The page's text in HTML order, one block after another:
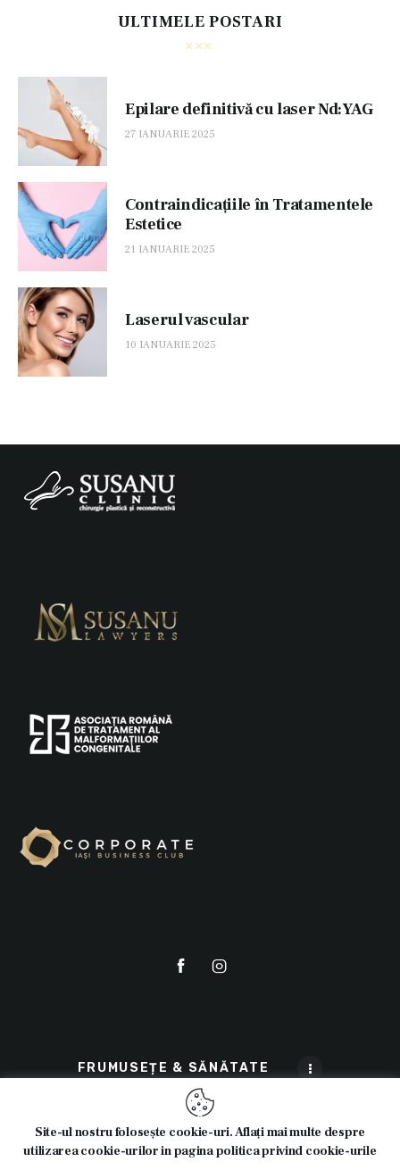
ULTIMELE POSTARI
Epilare definitivă cu laser Nd:YAG
27 IANUARIE 2025
Contraindicațiile în Tratamentele
Estetice
21 IANUARIE 2025
Laserul vascular
10 IANUARIE 2025
FRUMUSEȚE & SĂNĂTATE
© 2025 Cosmeticline.ro - Toate drepturile rezervate.
Site-ul nostru folosește cookie-uri. Aflați mai multe despre
utilizarea cookie-urilor in pagina politica privind cookie-urile